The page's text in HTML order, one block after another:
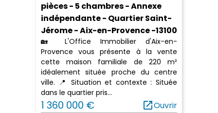
pièces - 5 chambres - Annexe
indépendante - Quartier Saint-
Jérome - Aix-en-Provence -13100
🏡 L'Office Immobilier d'Aix-en-
Provence vous présente à la vente
cette maison familiale de 220 m²
idéalement située proche du centre
ville. 📍 Situation et contexte : Située
dans le quartier pris...
1 360 000 € open_in_newOuvrir